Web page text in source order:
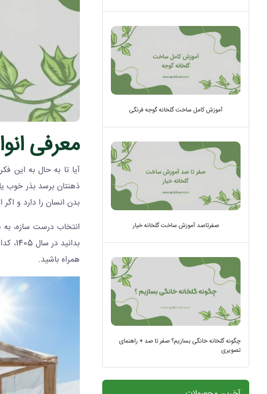
معرفی
آیا تا به حال به این
ذهنتان برسد بذر خوب
بدن انسان را دارد و
انتخاب درست سازه،
همراه باشید.
آموزش کامل ساخت گلخانه گوجه فرنگی
صفرتاصد آموزش ساخت گلخانه خیار
چگونه گلخانه خانگی بسازیم؟ صفر تا صد + راهنمای
تصویری